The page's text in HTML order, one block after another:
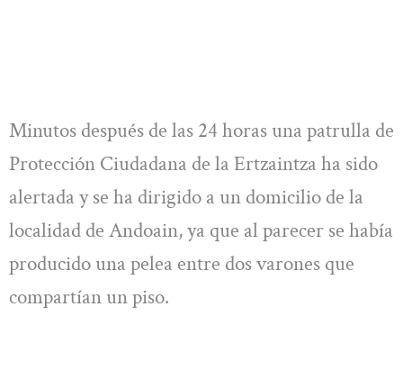
Minutos después de las 24 horas una patrulla de
Protección Ciudadana de la Ertzaintza ha sido
alertada y se ha dirigido a un domicilio de la
localidad de Andoain, ya que al parecer se había
producido una pelea entre dos varones que
compartían un piso.